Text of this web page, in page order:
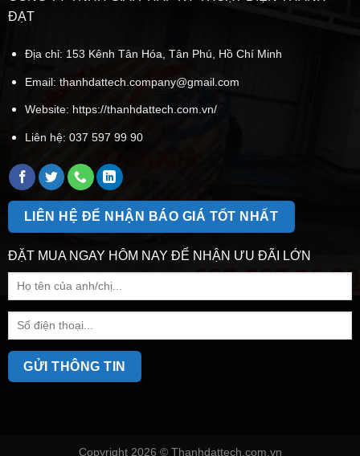
ĐẠT
Địa chỉ: 153 Kênh Tân Hóa, Tân Phú, Hồ Chí Minh
Email: thanhdattech.company@gmail.com
Website: https://thanhdattech.com.vn/
Liên hệ: 037 597 99 90
LIÊN HỆ ĐỂ NHẬN BÁO GIÁ TỐT NHẤT
ĐẶT MUA NGAY HÔM NAY ĐỂ NHẬN ƯU ĐÃI LỚN
Copyright 2026 © Thanhdattech.com.vn